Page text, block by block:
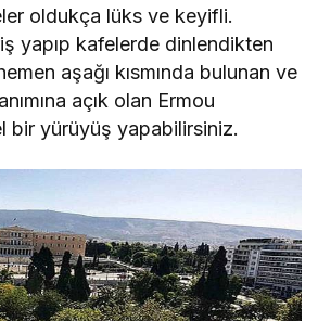
oldukça lüks ve keyifli.
yapıp kafelerde dinlendikten
aşağı kısmında bulunan ve
açık olan Ermou
bir yürüyüş yapabilirsiniz.